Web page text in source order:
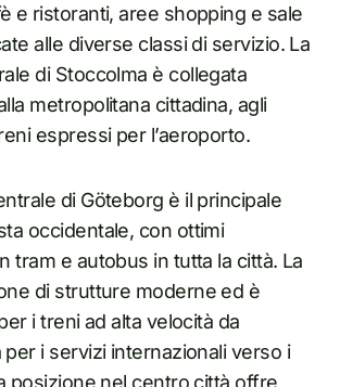
e ristoranti, aree shopping e sale
alle diverse classi di servizio. La
di Stoccolma è collegata
metropolitana cittadina, agli
espressi per l’aeroporto.
di Göteborg è il principale
occidentale, con ottimi
tram e autobus in tutta la città. La
di strutture moderne ed è
i treni ad alta velocità da
per i servizi internazionali verso i
posizione nel centro città offre